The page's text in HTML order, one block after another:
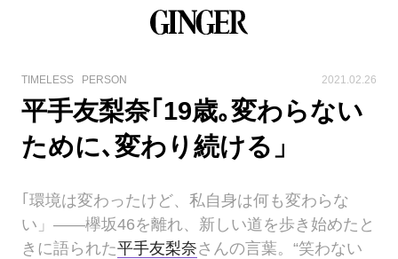
TIMELESS PERSON 2021.02.26
平手友梨奈｢19歳｡変わらない
ために､変わり続ける」
｢環境は変わったけど、私自身は何も変わらな
い」——欅坂46を離れ、新しい道を歩き始めたと
きに語られた平手友梨奈さんの言葉。“笑わない